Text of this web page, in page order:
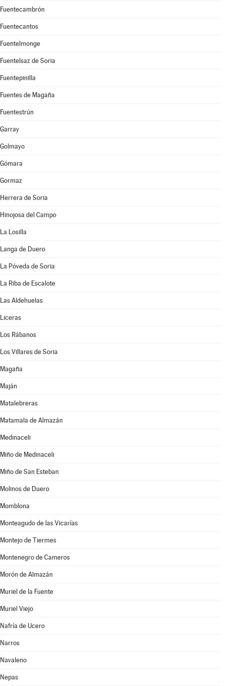
Fuentecambrón
Fuentecantos
Fuentelmonge
Fuentelsaz de Soria
Fuentepinilla
Fuentes de Magaña
Fuentestrún
Garray
Golmayo
Gómara
Gormaz
Herrera de Soria
Hinojosa del Campo
La Losilla
Langa de Duero
La Póveda de Soria
La Riba de Escalote
Las Aldehuelas
Liceras
Los Rábanos
Los Villares de Soria
Magaña
Maján
Matalebreras
Matamala de Almazán
Medinaceli
Miño de Medinaceli
Miño de San Esteban
Molinos de Duero
Momblona
Monteagudo de las Vicarías
Montejo de Tiermes
Montenegro de Cameros
Morón de Almazán
Muriel de la Fuente
Muriel Viejo
Nafría de Ucero
Narros
Navaleno
Nepas